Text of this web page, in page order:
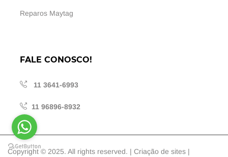
Reparos Maytag
FALE CONOSCO!
11 3641-6993
11 96896-8932
Copyright © 2025. All rights reserved. | Criação de sites |